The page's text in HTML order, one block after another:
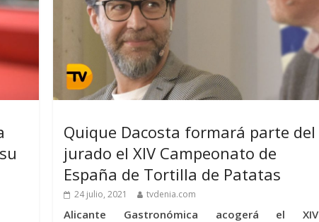
Quique Dacosta formará parte del
jurado el XIV Campeonato de
España de Tortilla de Patatas
24 julio, 2021 tvdenia.com
Alicante Gastronómica acogerá el XIV